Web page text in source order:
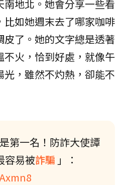
地北。她會分享一些看
如她週末去了哪家咖啡
了。她的文字總是透著
火，恰到好處，就像午
，雖然不灼熱，卻能不
第一名！防詐大使譚
容易被詐騙 」：